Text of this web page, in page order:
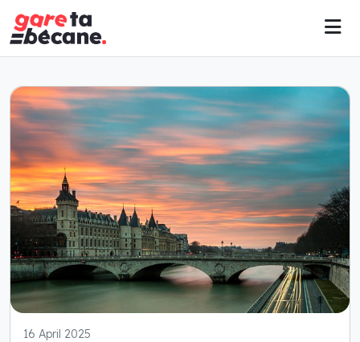
16 April 2025